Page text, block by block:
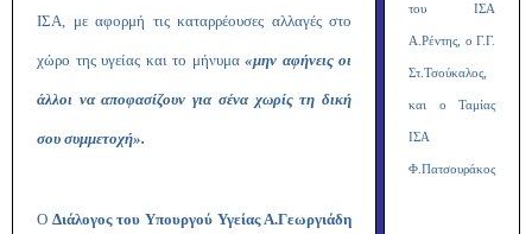
ΙΣΑ, με αφορμή τις καταρρέουσες αλλαγές στο
χώρο της υγείας και το μήνυμα «μην αφήνεις οι
άλλοι να αποφασίζουν για σένα χωρίς τη δική
σου συμμετοχή».
Ο Διάλογος του Υπουργού Υγείας Α.Γεωργιάδη
του ΙΣΑ
Α.Ρέντης, ο Γ.Γ.
Στ.Τσούκαλος,
και ο Ταμίας
ΙΣΑ
Φ.Πατσουράκος